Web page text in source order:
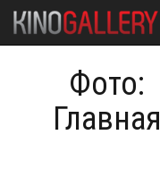
Фото:
Главная